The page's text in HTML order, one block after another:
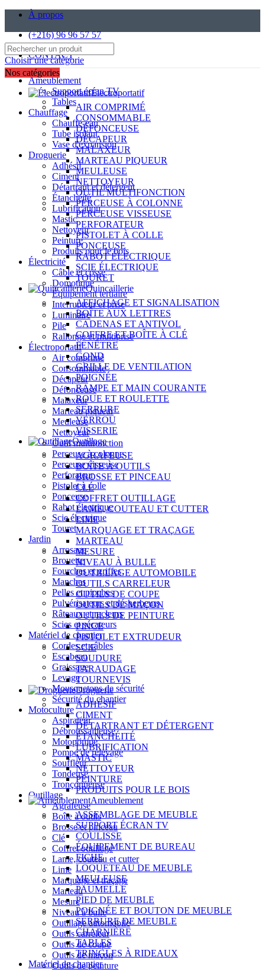
À propos
(+216) 96 96 57 57
CONTACT
Choisir une catégorie
Ameublement
Support écran TV
Tables
Chauffage
Chauffe-eau
Tube isolant
Vase d'expansion
Droguerie
Adhésif
Ciment
Détartrant et détergent
Étanchéité
Lubrification
Mastic
Nettoyeur
Peinture
Produits pour le bois
Électricité
Câble et cosse
Domotique
Équipement tertiaire
Interrupteur et prise
Luminaire
Pile
Rallonge et multiprise
Électroportatif
Air comprimé
Consommable
Décapeur
Défonceuse
Malaxeur
Marteau piqueur
Meuleuse
Nettoyeur
Outil multifonction
Perceuse à colonne
Perceuse visseuse
Perforateur
Pistolet à colle
Ponceuse
Rabot électrique
Scie électrique
Touret
Jardin
Arrosage
Brouette
Fourches et griffes
Manches
Pelles et pioches
Pulvérisateurs et désherbeurs
Râteaux et racleurs
Scies et sécateurs
Matériel de chantier
Cordes et câbles
Escabeau
Graissage
Levage
Mousquetons de sécurité
Sécurité du chantier
Motoculture
Aspirateur
Débroussailleuse
Motopompe
Pompe de relevage
Souffleur
Tondeuse
Tronçonneuse
Outillage
Agrafeuse
Boîte à outils
Brosse et pinceau
Clé
Coffret outillage
Lame, couteau et cutter
Lime
Marquage et traçage
Marteau
Mesure
Niveau à bulle
Outillage automobile
Outils carreleur
Outils de coupe
Outils de maçon
Outils de peinture
Nos catégories
Électroportatif
AIR COMPRIMÉ
CONSOMMABLE
DÉFONCEUSE
DÉCAPEUR
MALAXEUR
MARTEAU PIQUEUR
MEULEUSE
NETTOYEUR
OUTIL MULTIFONCTION
PERCEUSE À COLONNE
PERCEUSE VISSEUSE
PERFORATEUR
PISTOLET À COLLE
PONCEUSE
RABOT ÉLECTRIQUE
SCIE ÉLECTRIQUE
TOURET
Quincaillerie
AFFICHAGE ET SIGNALISATION
BOÎTE AUX LETTRES
CADENAS ET ANTIVOL
COFFRE ET BOÎTE À CLÉ
FENÊTRE
GOND
GRILLE DE VENTILATION
POIGNÉE
RAMPE ET MAIN COURANTE
ROUE ET ROULETTE
SERRURE
VERROU
VISSERIE
Outillage
AGRAFEUSE
BOÎTE À OUTILS
BROSSE ET PINCEAU
CLÉ
COFFRET OUTILLAGE
LAME, COUTEAU ET CUTTER
LIME
MARQUAGE ET TRAÇAGE
MARTEAU
MESURE
NIVEAU À BULLE
OUTILLAGE AUTOMOBILE
OUTILS CARRELEUR
OUTILS DE COUPE
OUTILS DE MAÇON
OUTILS DE PEINTURE
PINCE
PISTOLET EXTRUDEUR
SCIE
SOUDURE
TARAUDAGE
TOURNEVIS
Droguerie
ADHÉSIF
CIMENT
DÉTARTRANT ET DÉTERGENT
ÉTANCHÉITÉ
LUBRIFICATION
MASTIC
NETTOYEUR
PEINTURE
PRODUITS POUR LE BOIS
Ameublement
ASSEMBLAGE DE MEUBLE
SUPPORT ÉCRAN TV
COULISSE
ÉQUIPEMENT DE BUREAU
FICHE
LOQUETEAU DE MEUBLE
MEULEUSE
PAUMELLE
PIED DE MEUBLE
POIGNÉE ET BOUTON DE MEUBLE
SERRURE DE MEUBLE
CHARNIÈRE
TABLES
TRINGLES À RIDEAUX
Matériel de chantier